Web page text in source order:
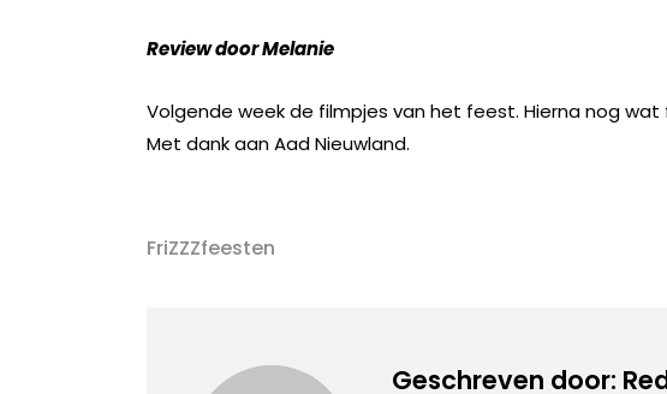
Review door Melanie
Volgende week de filmpjes van het feest. Hierna nog
Met dank aan Aad Nieuwland.
FriZZZfeesten
Geschreven door: